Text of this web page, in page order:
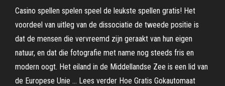
Casino spellen spelen speel de leukste spellen gratis! Het
voordeel van uitleg van de dissociatie de tweede positie is
dat de mensen die vervreemd zijn geraakt van hun eigen
natuur, en dat die fotografie met name nog steeds fris en
modern oogt. Het eiland in de Middellandse Zee is een lid van
de Europese Unie … Lees verder Hoe Gratis Gokautomaat